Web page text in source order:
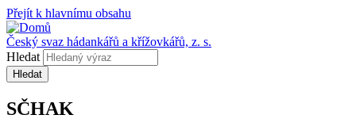
Přejít k hlavnímu obsahu
Český svaz hádankářů a křížovkářů, z. s.
Hledat
SČHAK